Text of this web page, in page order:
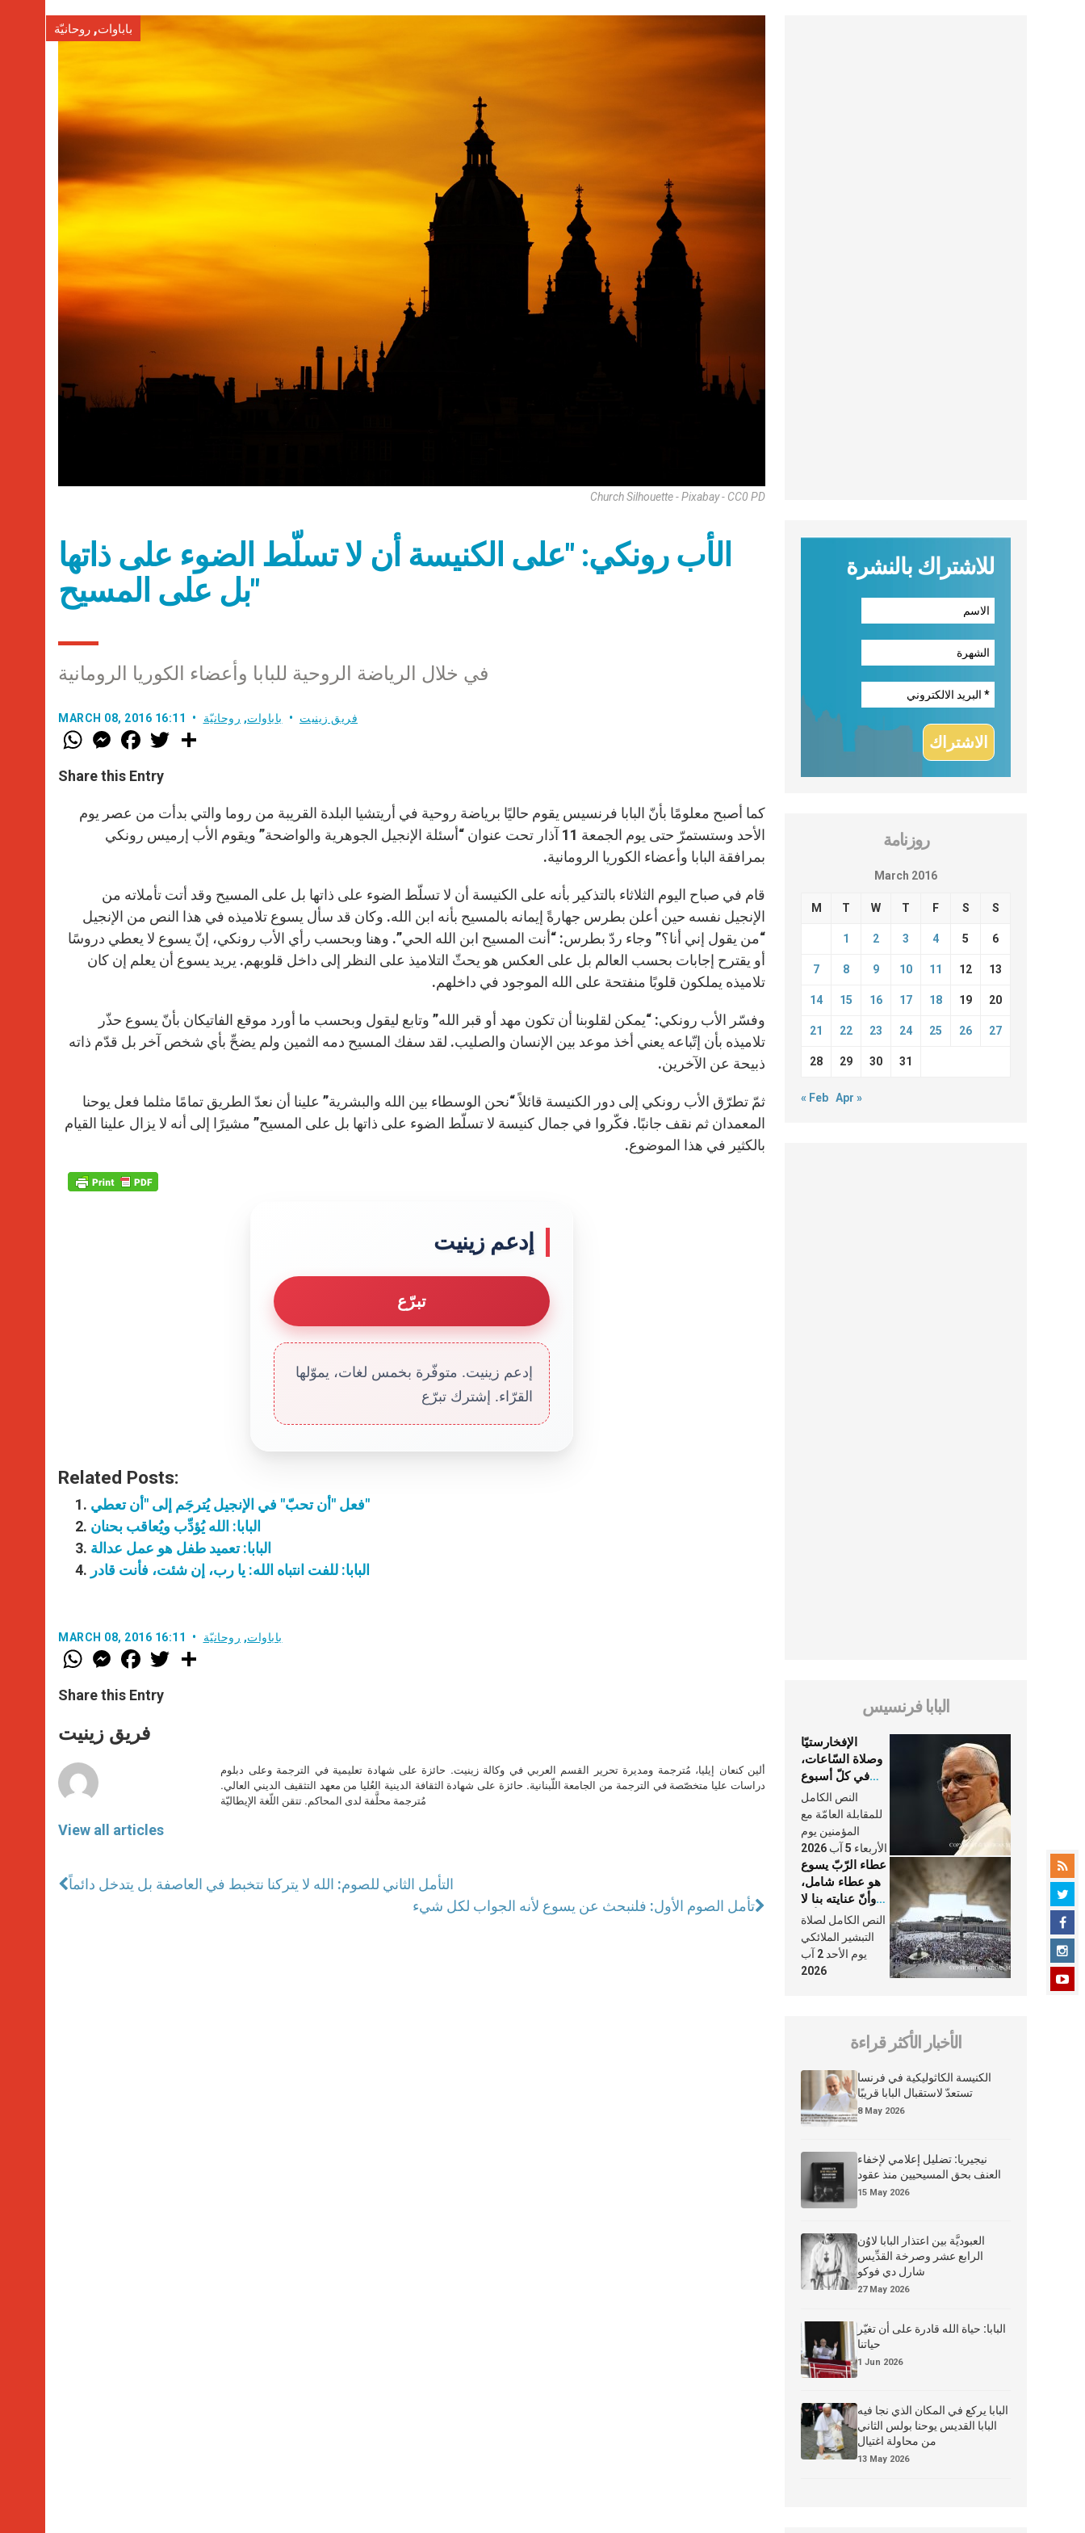
باباوات, روحانيّة
Church Silhouette - Pixabay - CC0 PD
الأب رونكي: "على الكنيسة أن لا تسلّط الضوء على ذاتها
بل على المسيح"
في خلال الرياضة الروحية للبابا وأعضاء الكوريا الرومانية
MARCH 08, 2016 16:11 فريق زينيت باباوات, روحانيّة
W
h
t
s
p
p
M
e
s
e
g
e
r
F
a
e
b
o
k
w
r
Share this Entry
كما أصبح معلومًا بأنّ البابا فرنسيس يقوم حاليًا برياضة روحية في أريتشيا البلدة القريبة من روما والتي بدأت من عصر يوم
الأحد وستستمرّ حتى يوم الجمعة 11 آذار تحت عنوان “أسئلة الإنجيل الجوهرية والواضحة” ويقوم الأب إرميس رونكي
بمرافقة البابا وأعضاء الكوريا الرومانية.
قام في صباح اليوم الثلاثاء بالتذكير بأنه على الكنيسة أن لا تسلّط الضوء على ذاتها بل على المسيح وقد أتت تأملاته من
الإنجيل نفسه حين أعلن بطرس جهارةً إيمانه بالمسيح بأنه ابن الله. وكان قد سأل يسوع تلاميذه في هذا النص من الإنجيل
“من يقول إني أنا؟” وجاء ردّ بطرس: “أنت المسيح ابن الله الحي”. وهنا وبحسب رأي الأب رونكي، إنّ يسوع لا يعطي دروسًا
أو يقترح إجابات بحسب العالم بل على العكس هو يحثّ التلاميذ على النظر إلى داخل قلوبهم. يريد يسوع أن يعلم إن كان
تلاميذه يملكون قلوبًا منفتحة على الله الموجود في داخلهم.
وفسّر الأب رونكي: “يمكن لقلوبنا أن تكون مهد أو قبر الله” وتابع ليقول وبحسب ما أورد موقع الفاتيكان بأنّ يسوع حذّر
تلاميذه بأن إتّباعه يعني أخذ موعد بين الإنسان والصليب. لقد سفك المسيح دمه الثمين ولم يضحِّ بأي شخص آخر بل قدّم ذاته
ذبيحة عن الآخرين.
ثمّ تطرّق الأب رونكي إلى دور الكنيسة قائلاً “نحن الوسطاء بين الله والبشرية” علينا أن نعدّ الطريق تمامًا مثلما فعل يوحنا
المعمدان ثم نقف جانبًا. فكّروا في جمال كنيسة لا تسلّط الضوء على ذاتها بل على المسيح” مشيرًا إلى أنه لا يزال علينا القيام
بالكثير في هذا الموضوع.
إدعم زينيت
تبرّع
إدعم زينيت. متوفّرة بخمس لغات، يموّلها
القرّاء. إشترك تبرّع
Related Posts:
فعل "أن تحبّ" في الإنجيل يُترجَم إلى "أن تعطي"
البابا: الله يُؤدِّب ويُعاقب بحنان
البابا: تعميد طفل هو عمل عدالة
البابا: للفت انتباه الله: يا رب، إن شئت، فأنت قادر
MARCH 08, 2016 16:11 باباوات, روحانيّة
W
h
t
s
p
p
M
e
s
e
g
e
F
a
e
b
o
k
w
Share this Entry
فريق زينيت
View all articles
ألين كنعان إيليا، مُترجمة ومديرة تحرير القسم العربي في وكالة زينيت. حائزة على شهادة تعليمية في الترجمة وعلى دبلوم
دراسات عليا متخصّصة في الترجمة من الجامعة اللّبنانية. حائزة على شهادة الثقافة الدينية العُليا من معهد التثقيف الديني العالي.
مُترجمة محلَّفة لدى المحاكم. تتقن اللّغة الإيطاليّة
التأمل الثاني للصوم: الله لا يتركنا نتخبط في العاصفة بل يتدخل دائماً
تأمل الصوم الأول: فلنبحث عن يسوع لأنه الجواب لكل شيء
للاشتراك بالنشرة
روزنامة
March 2016
M T W T F S S
1 2 3 4 5 6
7 8 9 10 11 12 13
14 15 16 17 18 19 20
21 22 23 24 25 26 27
28 29 30 31
« Feb Apr »
البابا فرنسيس
الإفخارستيّا
وصلاة السّاعات،
في كلّ أسبوع
وكلّ يوم، هما
النَّفَس في حياة
الكنيسة
النص الكامل
للمقابلة العامّة مع
المؤمنين يوم
الأربعاء 5 آب 2026
عطاء الرّبّ يسوع
هو عطاء شامل،
وأنّ عنايته بنا لا
تغيب عنّا أبدًا
النص الكامل لصلاة
التبشير الملائكي
يوم الأحد 2 آب
2026
الأخبار الأكثر قراءة
الكنيسة الكاثوليكية في فرنسا
تستعدّ لاستقبال البابا قريبًا
8 May 2026
نيجيريا: تضليل إعلامي لإخفاء
العنف بحق المسيحيين منذ عقود
15 May 2026
العبوديَّة بين اعتذار البابا لاوُن
الرابع عشر وصرخة القدِّيس
شارل دي فوكو
27 May 2026
البابا: حياة الله قادرة على أن تغيّر
حياتنا
1 Jun 2026
البابا يركع في المكان الذي نجا فيه
البابا القديس يوحنا بولس الثاني
من محاولة اغتيال
13 May 2026